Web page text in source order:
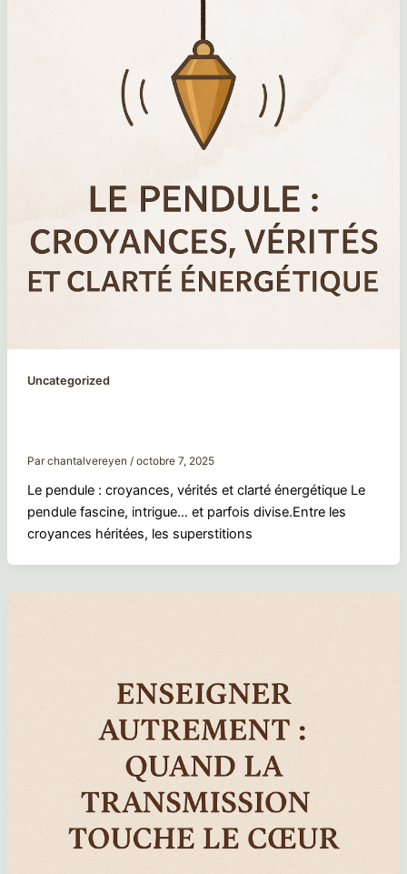
Uncategorized
Par chantalvereyen / octobre 7, 2025
Le pendule : croyances, vérités et clarté énergétique Le
pendule fascine, intrigue… et parfois divise.Entre les
croyances héritées, les superstitions